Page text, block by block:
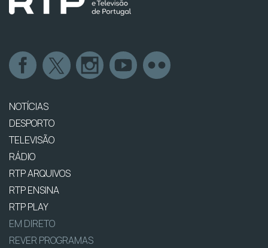
NOTÍCIAS
DESPORTO
TELEVISÃO
RÁDIO
RTP ARQUIVOS
RTP ENSINA
RTP PLAY
EM DIRETO
REVER PROGRAMAS